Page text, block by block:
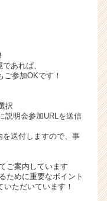
あれば、
参加OKです！
択
説明会参加URLを送信
送付しますので、事
ご案内しています
ために重要なポイント
ただいています！